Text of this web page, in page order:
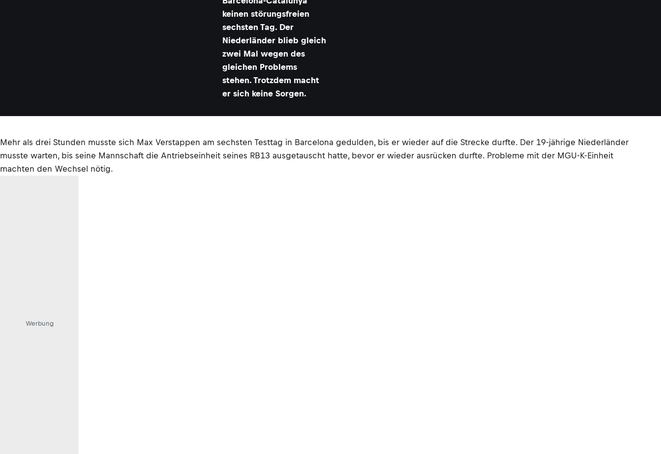
keinen störungsfreien
sechsten Tag. Der
Niederländer blieb gleich
zwei Mal wegen des
gleichen Problems
stehen. Trotzdem macht
er sich keine Sorgen.
Mehr als drei Stunden musste sich Max Verstappen am sechsten Testtag in Barcelona gedulden, bis er wieder auf die Strecke durfte. Der 19-jährige Niederländer
musste warten, bis seine Mannschaft die Antriebseinheit seines RB13 ausgetauscht hatte, bevor er wieder ausrücken durfte. Probleme mit der MGU-K-Einheit
machten den Wechsel nötig.
Werbung